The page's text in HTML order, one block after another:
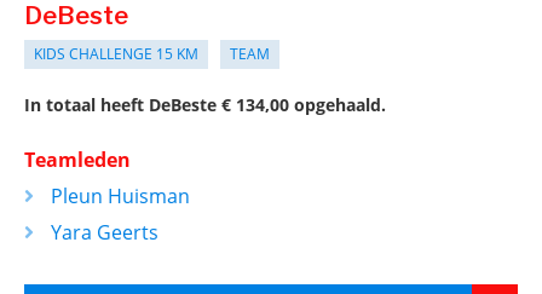
DeBeste
KIDS CHALLENGE 15 KM TEAM
In totaal heeft DeBeste € 134,00 opgehaald.
Teamleden
Pleun Huisman
Yara Geerts